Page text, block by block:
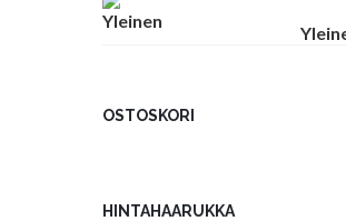
OSTOSKORI
HINTAHAARUKKA